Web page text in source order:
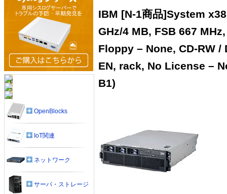
IBM [N-1商品]System
GHz/4 MB, FSB 667
Floppy – None, CD-RW /
EN, rack, No License –
B1)
OpenBlocks
IoT関連
ネットワーク
サーバ・ストレージ